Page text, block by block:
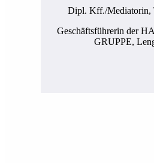
Dipl. Kff./Mediatorin,
Geschäftsführerin der
GRUPPE,